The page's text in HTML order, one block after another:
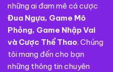
những ai đam mê cá cược
Đua Ngựa, Game Mô
Phỏng, Game Nhập Vai
và Cược Thể Thao. Chúng
tôi mang đến cho bạn
những thông tin chuyên